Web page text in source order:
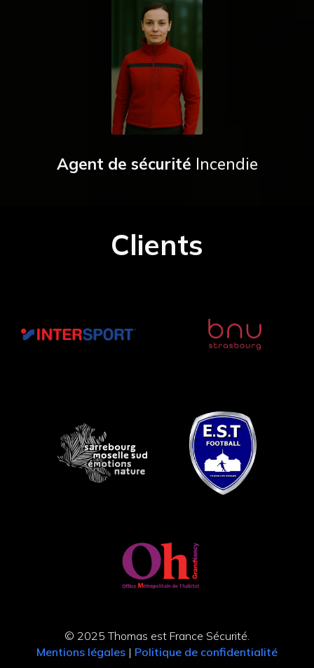
Agent de sécurité Incendie
Clients
© 2025 Thomas est France Sécurité.
Mentions légales | Politique de confidentialité